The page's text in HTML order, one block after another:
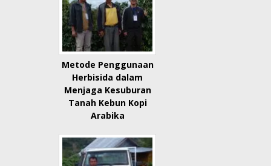
Metode Penggunaan
Herbisida dalam
Menjaga Kesuburan
Tanah Kebun Kopi
Arabika